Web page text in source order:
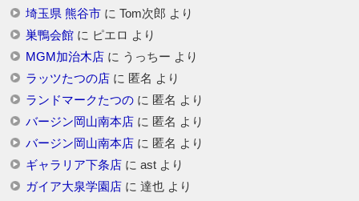
埼玉県 熊谷市に Tom次郎 より
巣鴨会館に ピエロ より
MGM加治木店に うっちー より
ラッツたつの店に 匿名 より
ランドマークたつのに 匿名 より
バージン岡山南本店に 匿名 より
バージン岡山南本店に 匿名 より
ギャラリア下条店に astより
ガイア大泉学園店に 達也より